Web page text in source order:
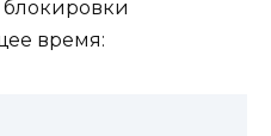
время: